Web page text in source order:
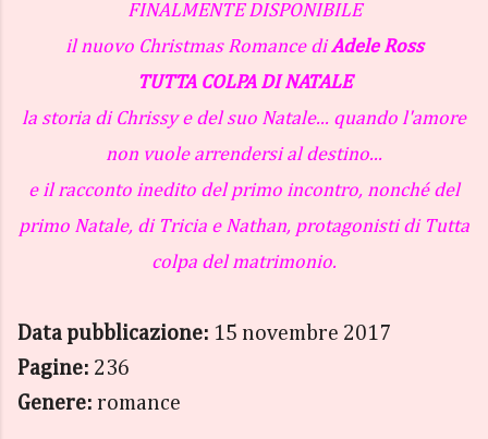
FINALMENTE DISPONIBILE
il nuovo Christmas Romance diAdele Ross
TUTTA COLPA DI NATALE
la storia di Chrissy e del suo Natale... quando l'amore
non vuole arrendersi al destino...
e il racconto inedito del primo incontro, nonché del
primo Natale, di Tricia e Nathan, protagonisti di Tutta
colpa del matrimonio.
Data pubblicazione: 15 novembre 2017
Pagine: 236
Genere: romance